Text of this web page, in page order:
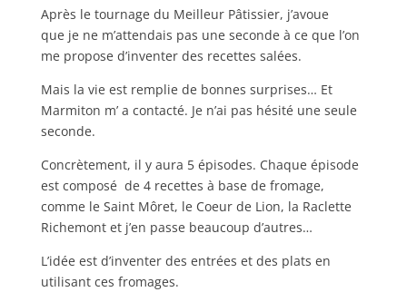
Après le tournage du Meilleur Pâtissier, j’avoue
que je ne m’attendais pas une seconde à ce que l’on
me propose d’inventer des recettes salées.
Mais la vie est remplie de bonnes surprises… Et
Marmiton m’ a contacté. Je n’ai pas hésité une seule
seconde.
Concrètement, il y aura 5 épisodes. Chaque épisode
est composé de 4 recettes à base de fromage,
comme le Saint Môret, le Coeur de Lion, la Raclette
Richemont et j’en passe beaucoup d’autres…
L’idée est d’inventer des entrées et des plats en
utilisant ces fromages.